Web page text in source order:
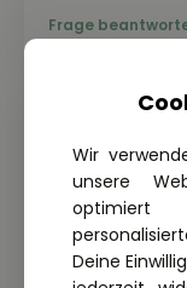
Wir
unsere
Deine